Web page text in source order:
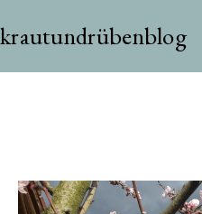
Inhalt
krautundrübenblog